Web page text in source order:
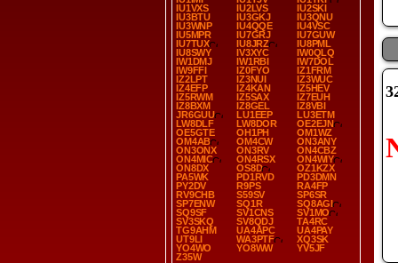
IU1VXS
IU2LVS
IU2SKI
IU3BTU
IU3GKJ
IU3QNU
IU3WNP
IU4QQE
IU4VSC
IU5MPR
IU7GRJ
IU7GUW
IU7TUX
IU8JRZ
IU8PML
IU8SWY
IV3XYC
IW0QLQ
IW1DMJ
IW1RBI
IW7DOL
IW9FFI
IZ0FYO
IZ1FRM
IZ2LPT
IZ3NUI
IZ3WUC
IZ4EFP
IZ4KAN
IZ5HEV
IZ5RWM
IZ5SAX
IZ7EUH
IZ8BXM
IZ8GEL
IZ8VBI
JR6GUU
LU1EEP
LU3ETM
LW8DLF
LW8DOR
OE2EJN
OE5GTE
OH1PH
OM1WZ
OM4AB
OM4CW
ON3ANY
ON3ONX
ON3RV
ON4CBZ
ON4MIC
ON4RSX
ON4WIY
ON8DX
OS8D
OZ1KZX
PA5WK
PD1RVD
PD3DMN
PY2DV
R9PS
RA4FP
RV9CHB
S59SV
SP6SR
SP7ENW
SQ1R
SQ8AGI
SQ9SF
SV1CNS
SV1MO
SV3SKQ
SV8QDJ
TA4RC
TG9AHM
UA4APC
UA4PAY
UT9LI
WA3PTF
XQ3SK
YO4WO
YO8WW
YV5JF
Z35W